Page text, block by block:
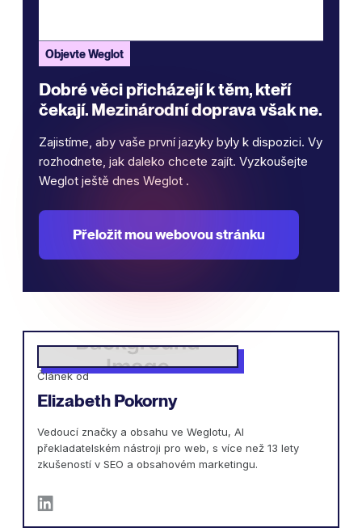
Objevte Weglot
Dobré věci přicházejí k těm, kteří
čekají. Mezinárodní doprava však ne.
Zajistíme, aby vaše první jazyky byly k dispozici. Vy
rozhodnete, jak daleko chcete zajít. Vyzkoušejte
Weglot ještě dnes Weglot .
Přeložit mou webovou stránku
Článek od
Elizabeth Pokorny
Vedoucí značky a obsahu ve Weglotu, AI
překladatelském nástroji pro web, s více než 13 lety
zkušeností v SEO a obsahovém marketingu.